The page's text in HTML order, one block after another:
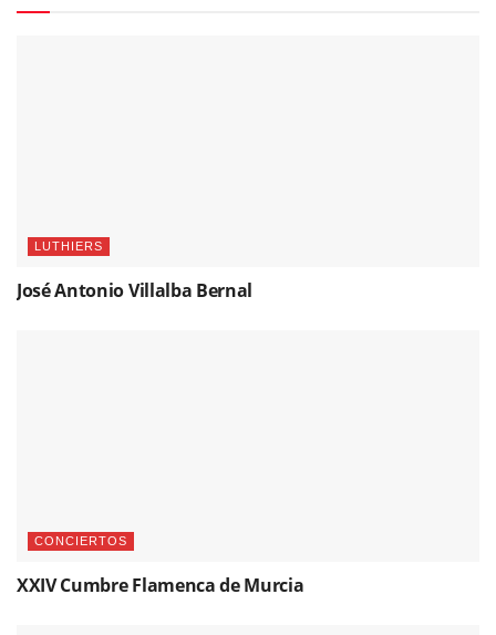
LUTHIERS
José Antonio Villalba Bernal
CONCIERTOS
XXIV Cumbre Flamenca de Murcia